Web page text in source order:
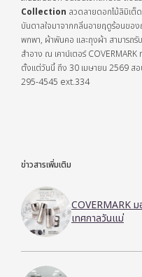
Collection ลวดลายดอกไม้ลิมิเต็
บันดาลใจมาจากกลิ่นอายฤดูร้อนขอ
พกพา, ผ้าพันคอ และถุงผ้า สามารถ
สำอาง ณ เคาน์เตอร์
ตั้งแต่วันนี้ ถึง 30 เมษายน 2569 สอ
295-4545 ext.334
ข่าวสารเพิ่มเติม
COVERMARK
เทศกาลวันแม่